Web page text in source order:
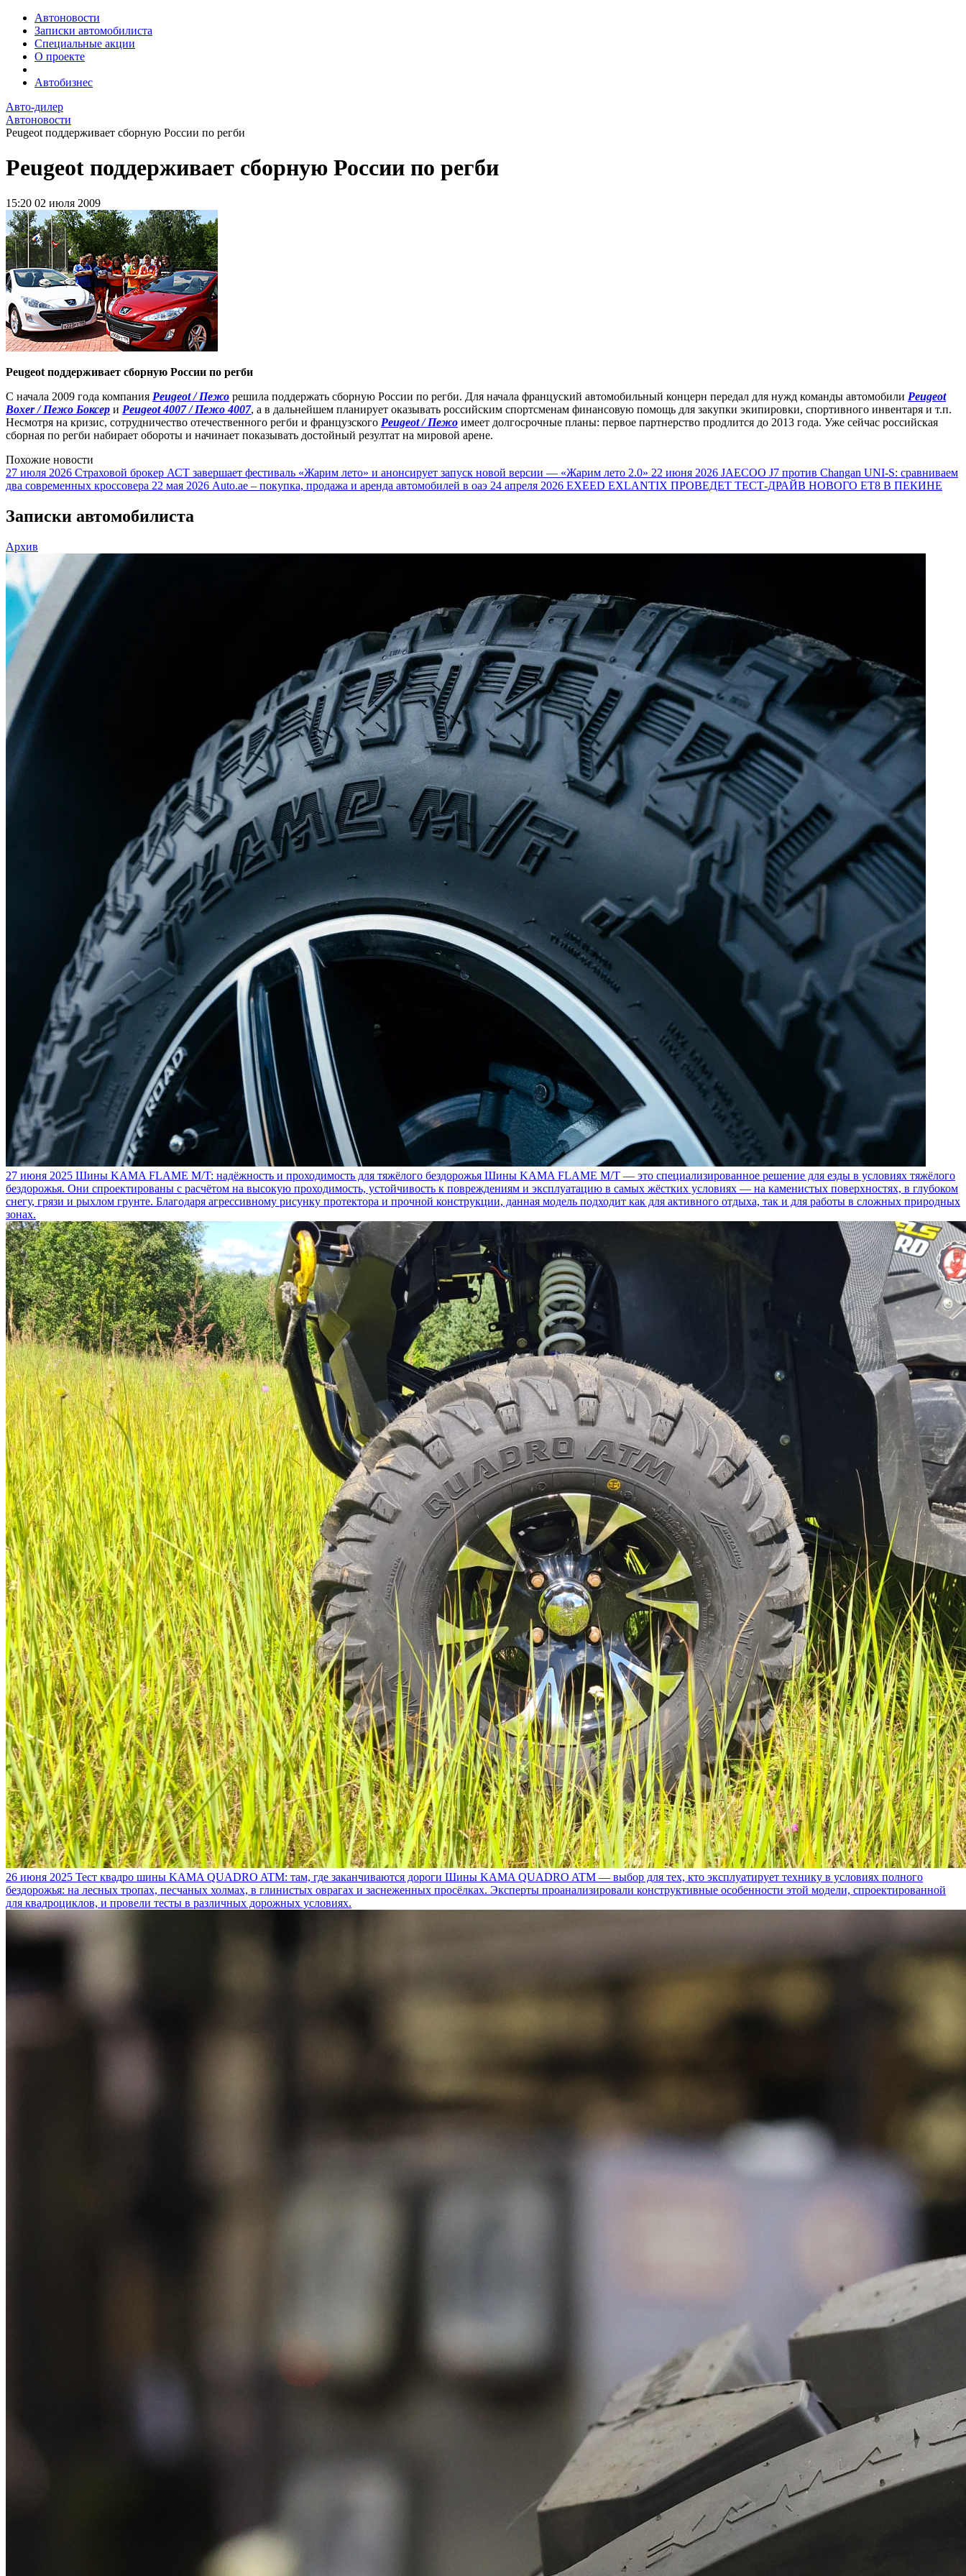
Автоновости
Записки автомобилиста
Специальные акции
О проекте
Автобизнес
Авто-дилер
Автоновости
Peugeot поддерживает сборную России по регби
Peugeot поддерживает сборную России по регби
15:20 02 июля 2009
Peugeot поддерживает сборную России по регби
С начала 2009 года компания Peugeot / Пежо решила поддержать сборную России по регби. Для начала француский автомобильный концерн передал для нужд команды автомобили Peugeot
Boxer / Пежо Боксер и Peugeot 4007 / Пежо 4007, а в дальнейшем планирует оказывать российским спортсменам финансовую помощь для закупки экипировки, спортивного инвентаря и т.п.
Несмотря на кризис, сотрудничество отечественного регби и французского Peugeot / Пежо имеет долгосрочные планы: первое партнерство продлится до 2013 года. Уже сейчас российская
сборная по регби набирает обороты и начинает показывать достойный резултат на мировой арене.
Похожие новости
27 июля 2026 Страховой брокер АСТ завершает фестиваль «Жарим лето» и анонсирует запуск новой версии — «Жарим лето 2.0» 22 июня 2026 JAECOO J7 против Changan UNI-S: сравниваем
два современных кроссовера 22 мая 2026 Auto.ae – покупка, продажа и аренда автомобилей в оаэ 24 апреля 2026 EXEED EXLANTIX ПРОВЕДЕТ ТЕСТ-ДРАЙВ НОВОГО ET8 В ПЕКИНЕ
Записки автомобилиста
Архив
27 июня 2025 Шины KAMA FLAME M/T: надёжность и проходимость для тяжёлого бездорожья Шины KAMA FLAME M/T — это специализированное решение для езды в условиях тяжёлого
бездорожья. Они спроектированы с расчётом на высокую проходимость, устойчивость к повреждениям и эксплуатацию в самых жёстких условиях — на каменистых поверхностях, в глубоком
снегу, грязи и рыхлом грунте. Благодаря агрессивному рисунку протектора и прочной конструкции, данная модель подходит как для активного отдыха, так и для работы в сложных природных
зонах.
26 июня 2025 Тест квадро шины KAMA QUADRO ATM: там, где заканчиваются дороги Шины KAMA QUADRO ATM — выбор для тех, кто эксплуатирует технику в условиях полного
бездорожья: на лесных тропах, песчаных холмах, в глинистых оврагах и заснеженных просёлках. Эксперты проанализировали конструктивные особенности этой модели, спроектированной
для квадроциклов, и провели тесты в различных дорожных условиях.